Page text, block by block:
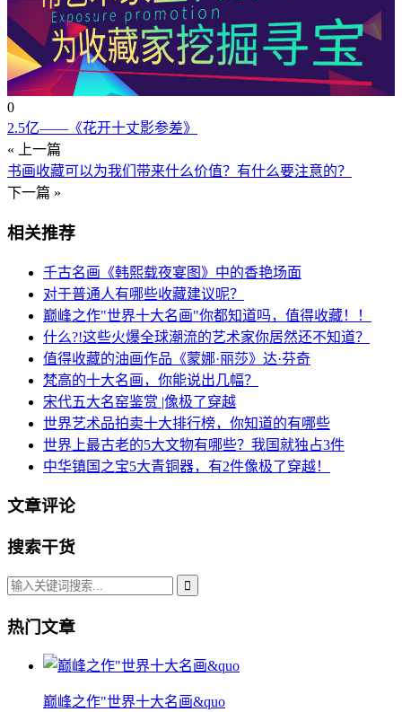
0
2.5亿——《花开十丈影参差》
« 上一篇
书画收藏可以为我们带来什么价值？有什么要注意的？
下一篇 »
相关推荐
千古名画《韩熙载夜宴图》中的香艳场面
对于普通人有哪些收藏建议呢？
巅峰之作"世界十大名画"你都知道吗，值得收藏！！
什么?!这些火爆全球潮流的艺术家你居然还不知道？
值得收藏的油画作品《蒙娜·丽莎》达·芬奇
梵高的十大名画，你能说出几幅？
宋代五大名窑鉴赏 |像极了穿越
世界艺术品拍卖十大排行榜，你知道的有哪些
世界上最古老的5大文物有哪些？我国就独占3件
中华镇国之宝5大青铜器，有2件像极了穿越！
文章评论
搜索干货
热门文章
巅峰之作"世界十大名画&quo